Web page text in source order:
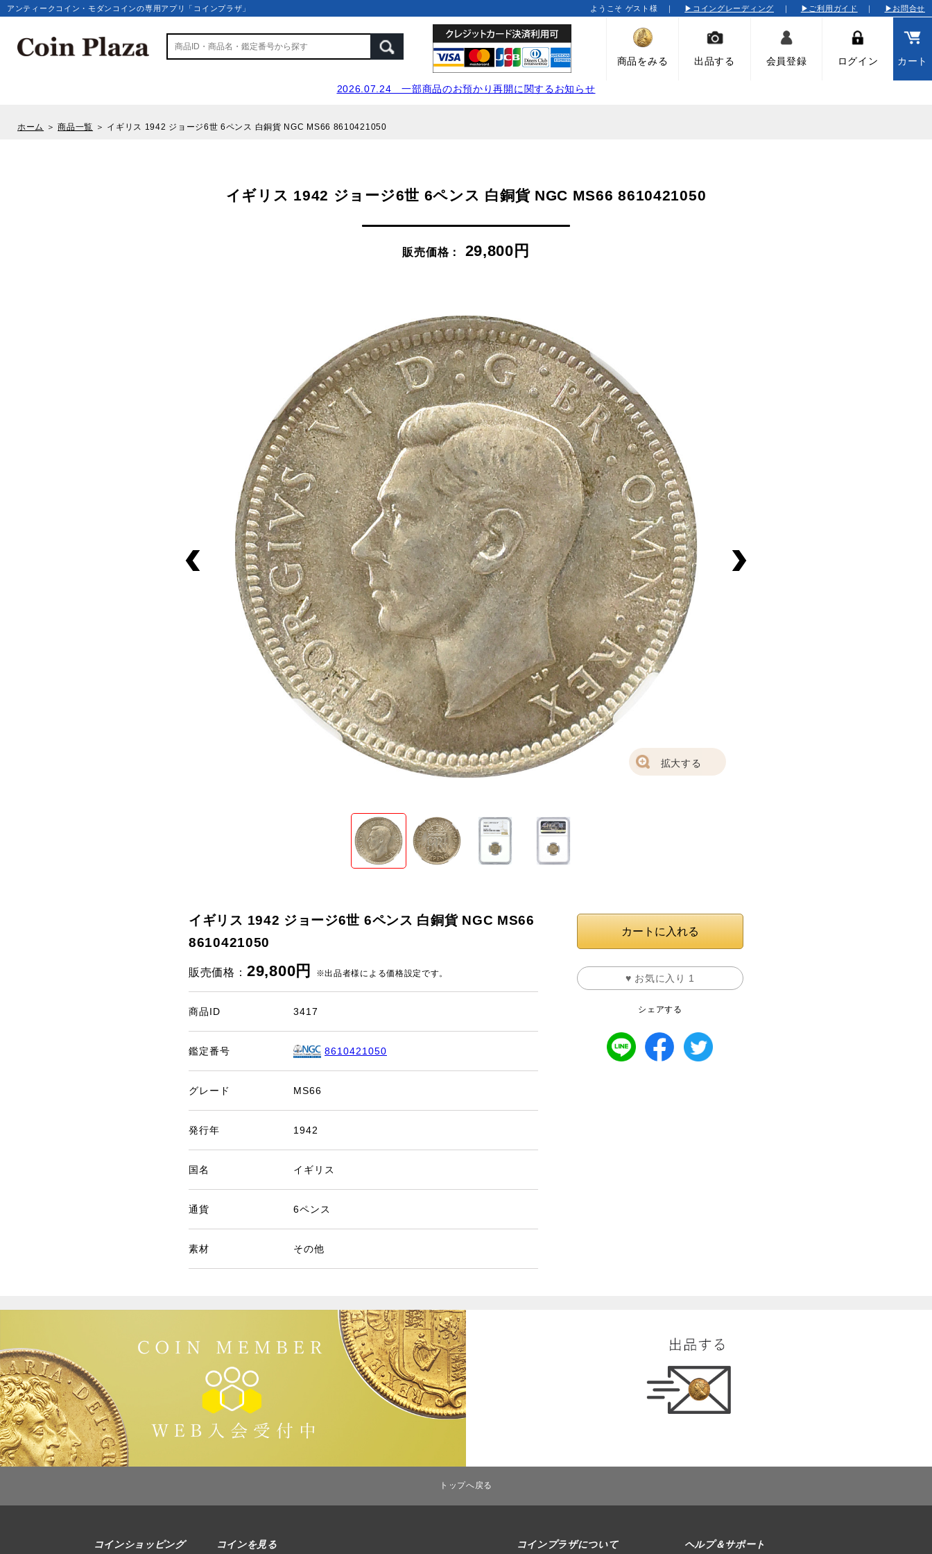
アンティークコイン・モダンコインの専用アプリ「コインプラザ」 ようこそ ゲスト様 ｜ ▶コイングレーディング ｜ ▶ご利用ガイド ｜ ▶お問合せ
商品をみる 出品する 会員登録 ログイン カート
2026.07.24 一部商品のお預かり再開に関するお知らせ
ホーム ＞商品一覧 ＞ イギリス 1942 ジョージ6世 6ペンス 白銅貨 NGC MS66 8610421050
イギリス 1942 ジョージ6世 6ペンス 白銅貨 NGC MS66 8610421050
販売価格： 29,800円
拡大する
イギリス 1942 ジョージ6世 6ペンス 白銅貨 NGC MS66
8610421050
販売価格： 29,800円 ※出品者様による価格設定です。
商品ID 3417
鑑定番号 8610421050
グレード MS66
発行年 1942
国名 イギリス
通貨 6ペンス
素材 その他
カートに入れる
♥ お気に入り 1
シェアする
トップへ戻る
コインショッピング コインを見る コインプラザについて ヘルプ＆サポート